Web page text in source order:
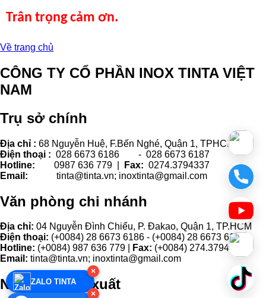
×
ZALO TINTA
×
Trân trọng cảm ơn.
Về trang chủ
CÔNG TY CỔ PHẦN INOX TINTA VIỆT
NAM
Trụ sở chính
Địa chỉ : 68 Nguyễn Huệ, F.Bến Nghé, Quận 1, TPHCM.
Điện thoại : 028 6673 6186 - 028 6673 6187
Hotline: 0987 636 779 | Fax: 0274.3794337
Email:
tinta@tinta.vn; inoxtinta@gmail.com
Văn phòng chi nhánh
Địa chỉ: 04 Nguyễn Đình Chiểu, P. Đakao, Quận 1, TP.HCM
Điện thoại: (+0084) 28 6673 6186 - (+0084) 28 6673 6187
Hotline: (+0084) 987 636 779 | Fax: (+0084) 274.3794337
Email: tinta@tinta.vn; inoxtinta@gmail.com
Nhà máy sản xuất